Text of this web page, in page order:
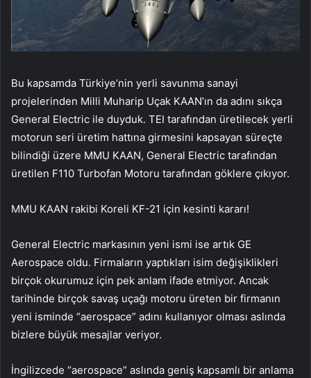
Bu kapsamda Türkiye’nin yerli savunma sanayi
projelerinden Milli Muharip Uçak KAAN’ın da adını sıkça
General Electric ile duyduk. TEI tarafından üretilecek yerli
motorun seri üretim hattına girmesini kapsayan süreçte
bilindiği üzere MMU KAAN, General Electric tarafından
üretilen F110 Turbofan Motoru tarafından göklere çıkıyor.
MMU KAAN rakibi Koreli KF-21 için kesinti kararı!
General Electric markasının yeni ismi ise artık GE
Aerospace oldu. Firmaların yaptıkları isim değişiklikleri
birçok okurumuz için pek anlam ifade etmiyor. Ancak
tarihinde birçok savaş uçağı motoru üreten bir firmanın
yeni isminde “aerospace” adını kullanıyor olması aslında
bizlere büyük mesajlar veriyor.
İngilizcede “aerospace” aslında geniş kapsamlı bir anlama